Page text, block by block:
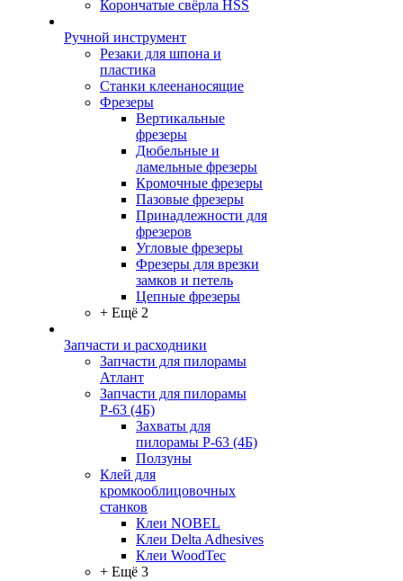
Корончатые свёрла HSS
Ручной инструмент
Резаки для шпона и
пластика
Станки клеенаносящие
Фрезеры
Вертикальные
фрезеры
Дюбельные и
ламельные фрезеры
Кромочные фрезеры
Пазовые фрезеры
Принадлежности для
фрезеров
Угловые фрезеры
Фрезеры для врезки
замков и петель
Цепные фрезеры
+ Ещё 2
Запчасти и расходники
Запчасти для пилорамы
Атлант
Запчасти для пилорамы
Р-63 (4Б)
Захваты для
пилорамы Р-63 (4Б)
Ползуны
Клей для
кромкооблицовочных
станков
Клеи NOBEL
Клеи Delta Adhesives
Клеи WoodTec
+ Ещё 3